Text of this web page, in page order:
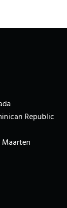
Republic